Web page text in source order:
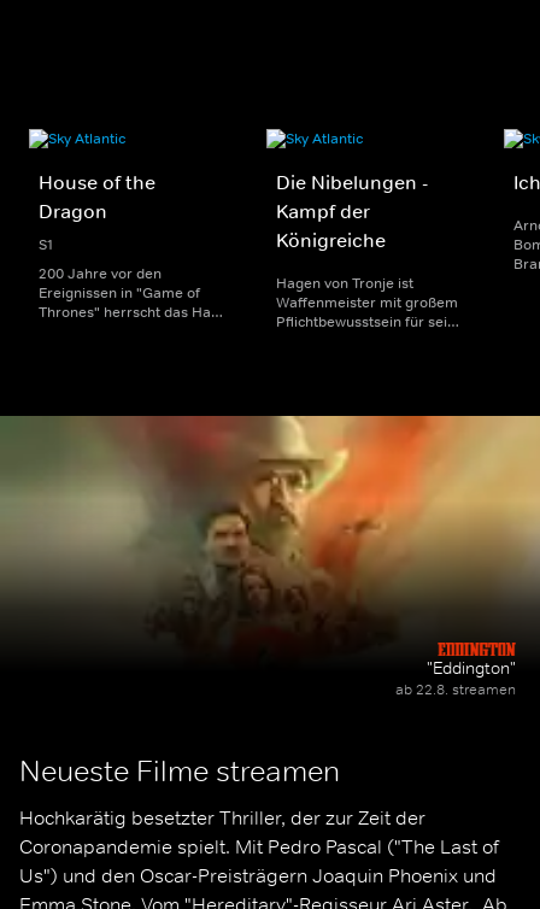
House of the
Dragon
S1
200 Jahre vor den
Ereignissen in "Game of
Thrones" herrscht das Haus
erbitterter Kampf um die
Die Nibelungen -
Kampf der
Königreiche
Hagen von Tronje ist
Waffenmeister mit großem
Pflichtbewusstsein für sein
diese sich in den neu
auftretenden Drachentöter
Siegfried verliebt.
Neueste Filme streamen
Hochkarätig besetzter Thriller, der zur Zeit der
Coronapandemie spielt. Mit Pedro Pascal ("The Last of
Us") und den Oscar-Preisträgern Joaquin Phoenix und
Emma Stone. Vom "Hereditary"-Regisseur Ari Aster.  Ab
"Eddington"
ab 22.8. streamen